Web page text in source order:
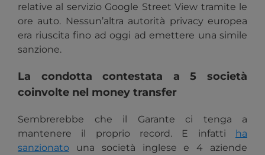
relative al servizio Google Street View tramite le
ore auto. Nessun’altra autorità privacy europea
era riuscita fino ad oggi ad emettere una simile
sanzione.
La condotta contestata a 5 società
coinvolte nel money transfer
Sembrerebbe che il Garante ci tenga a
mantenere il proprio record. E infatti ha
sanzionato una società inglese e 4 aziende